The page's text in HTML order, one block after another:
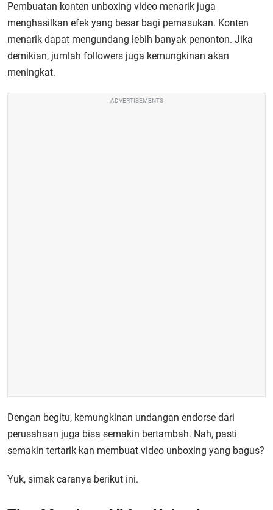
Pembuatan konten unboxing video menarik juga
menghasilkan efek yang besar bagi pemasukan. Konten
menarik dapat mengundang lebih banyak penonton. Jika
demikian, jumlah followers juga kemungkinan akan
meningkat.
ADVERTISEMENTS
Dengan begitu, kemungkinan undangan endorse dari
perusahaan juga bisa semakin bertambah. Nah, pasti
semakin tertarik kan membuat video unboxing yang bagus?
Yuk, simak caranya berikut ini.